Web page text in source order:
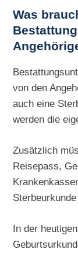
Was
von den
auch eine
werden die
Zusätzlich
Reisepass,
In der